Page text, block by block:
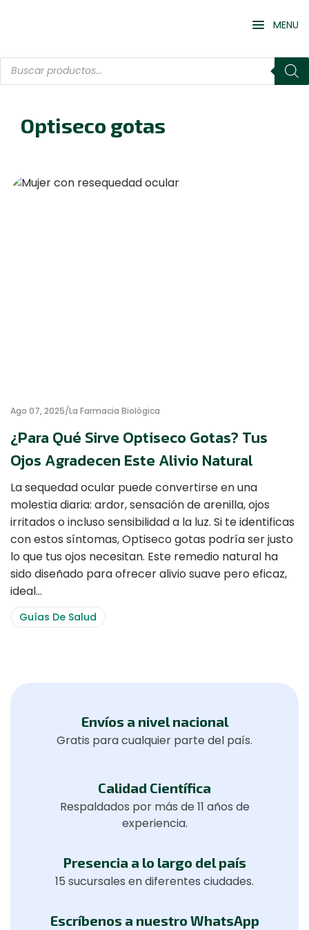
MENU
Optiseco gotas
Ago 07, 2025 La Farmacia Biológica
¿Para Qué Sirve Optiseco Gotas? Tus
Ojos Agradecen Este Alivio Natural
La sequedad ocular puede convertirse en una
molestia diaria: ardor, sensación de arenilla, ojos
irritados o incluso sensibilidad a la luz. Si te identificas
con estos síntomas, Optiseco gotas podría ser justo
lo que tus ojos necesitan. Este remedio natural ha
sido diseñado para ofrecer alivio suave pero eficaz,
ideal…
Guías De Salud
Envíos a nivel nacional
Gratis para cualquier parte del país.
Calidad Científica
Respaldados por más de 11 años de
experiencia.
Presencia a lo largo del país
15 sucursales en diferentes ciudades.
Escríbenos a nuestro WhatsApp